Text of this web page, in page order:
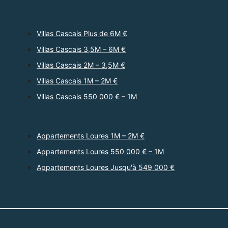
Villas Cascais Plus de 6M €
Villas Cascais 3,5M – 6M €
Villas Cascais 2M – 3,5M €
Villas Cascais 1M – 2M €
Villas Cascais 550 000 € – 1M
Appartements Loures 1M – 2M €
Appartements Loures 550 000 € – 1M
Appartements Loures Jusqu'à 549 000 €